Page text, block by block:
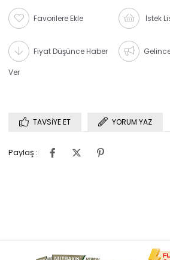
Favorilere Ekle İstek
Fiyat Düşünce Haber
Ver
TAVSIYE ET YORUM YAZ
Paylaş :